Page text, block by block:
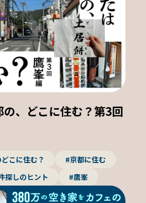
の、どこに住む？第3回
こに住む？
#京都に住む
探しのヒント #鷹峯